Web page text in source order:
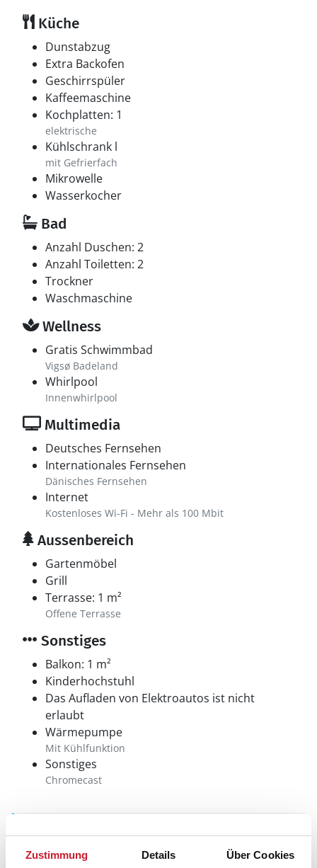
Zustimmung Details Über Cookies
Küche
Dunstabzug
Extra Backofen
Geschirrspüler
Kaffeemaschine
Kochplatten: 1
elektrische
Kühlschrank l
mit Gefrierfach
Mikrowelle
Wasserkocher
Bad
Anzahl Duschen: 2
Anzahl Toiletten: 2
Trockner
Waschmaschine
Wellness
Gratis Schwimmbad
Vigsø Badeland
Whirlpool
Innenwhirlpool
Multimedia
Deutsches Fernsehen
Internationales Fernsehen
Dänisches Fernsehen
Internet
Kostenloses Wi-Fi - Mehr als 100 Mbit
Aussenbereich
Gartenmöbel
Grill
Terrasse: 1 m²
Offene Terrasse
Sonstiges
Balkon: 1 m²
Kinderhochstuhl
Das Aufladen von Elektroautos ist nicht
erlaubt
Wärmepumpe
Mit Kühlfunktion
Sonstiges
Chromecast
Neben- und Verbrauchskosten
Die aktuellen Verbrauchskosten finden Sie im